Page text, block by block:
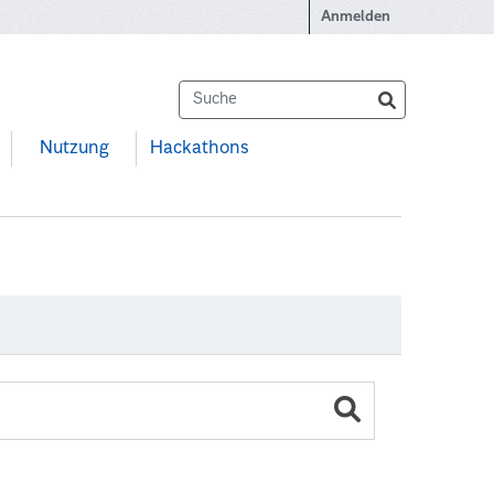
Anmelden
Nutzung Hackathons